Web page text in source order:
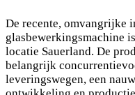
De recente, omvangrijke
glasbewerkingsmachine
locatie Sauerland. De
belangrijk
leveringswegen, een